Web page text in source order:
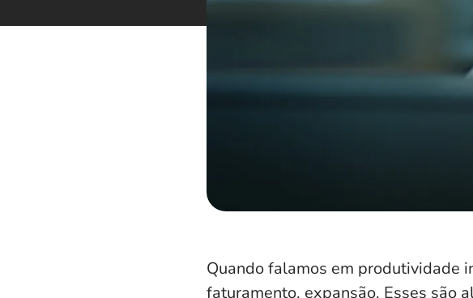
Quando falamos em produtividade
faturamento, expansão. Esses são